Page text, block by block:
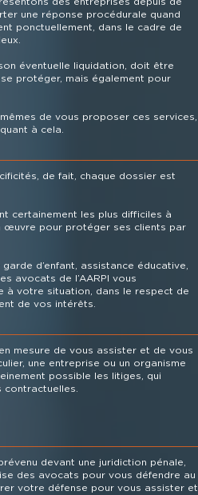
une réponse procédurale quand
ponctuellement, dans le cadre de
éventuelle liquidation, doit être
protéger, mais également pour
de vous proposer ces services,
à cela.
de fait, chaque dossier est
certainement les plus difficiles à
œuvre pour protéger ses clients par
d’enfant, assistance éducative,
avocats de l’AARPI vous
à votre situation, dans le respect de
de vos intérêts.
mesure de vous assister et de vous
une entreprise ou un organisme
possible les litiges, qui
devant une juridiction pénale,
des avocats pour vous défendre au
votre défense pour vous assister et